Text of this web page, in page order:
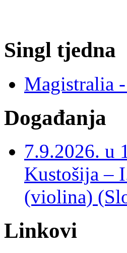
Singl tjedna
Magistralia
Događanja
7.9.2026. u
Kustošija –
(violina)
Linkovi